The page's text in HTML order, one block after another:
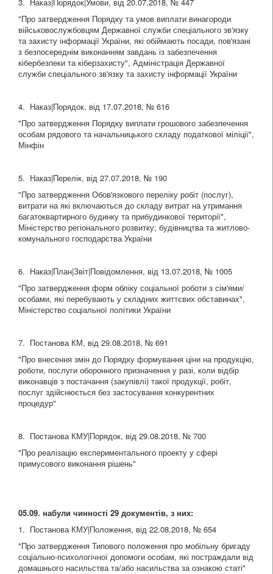
"Про затвердження Порядку та умов виплати винагороди
військовослужбовцям Державної служби спеціального зв'язку
та захисту інформації України, які обіймають посади, пов'язані
з безпосереднім виконанням завдань із забезпечення
кібербезпеки та кіберзахисту", Адміністрація Державної
служби спеціального зв'язку та захисту інформації України
4. Наказ|Порядок, від 17.07.2018, № 616
"Про затвердження Порядку виплати грошового забезпечення
особам рядового та начальницького складу податкової міліції",
Мінфін
5. Наказ|Перелік, від 27.07.2018, № 190
"Про затвердження Обов'язкового переліку робіт (послуг),
витрати на які включаються до складу витрат на утримання
багатоквартирного будинку та прибудинкової території",
Міністерство регіонального розвитку; будівництва та житлово-
комунального господарства України
6. Наказ|План|Звіт|Повідомлення, від 13.07.2018, № 1005
"Про затвердження форм обліку соціальної роботи з сім'ями/
особами, які перебувають у складних життєвих обставинах",
Міністерство соціальної політики України
7. Постанова КМ, від 29.08.2018, № 691
"Про внесення змін до Порядку формування ціни на продукцію,
роботи, послуги оборонного призначення у разі, коли відбір
виконавців з постачання (закупівлі) такої продукції, робіт,
послуг здійснюється без застосування конкурентних
процедур"
8. Постанова КМУ|Порядок, від 29.08.2018, № 700
"Про реалізацію експериментального проекту у сфері
примусового виконання рішень"
05.09. набули чинності 29 документів, з них:
1. Постанова КМУ|Положення, від 22.08.2018, № 654
"Про затвердження Типового положення про мобільну бригаду
соціально-психологічної допомоги особам, які постраждали від
домашнього насильства та/або насильства за ознакою статі"